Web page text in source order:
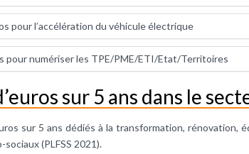
pour l’accélération du véhicule électrique
pour numériser les TPE/PME/ETI/Etat/Territoires
sur 5 ans dans le
sur 5 ans dédiés à la transformation,
(PLFSS 2021).